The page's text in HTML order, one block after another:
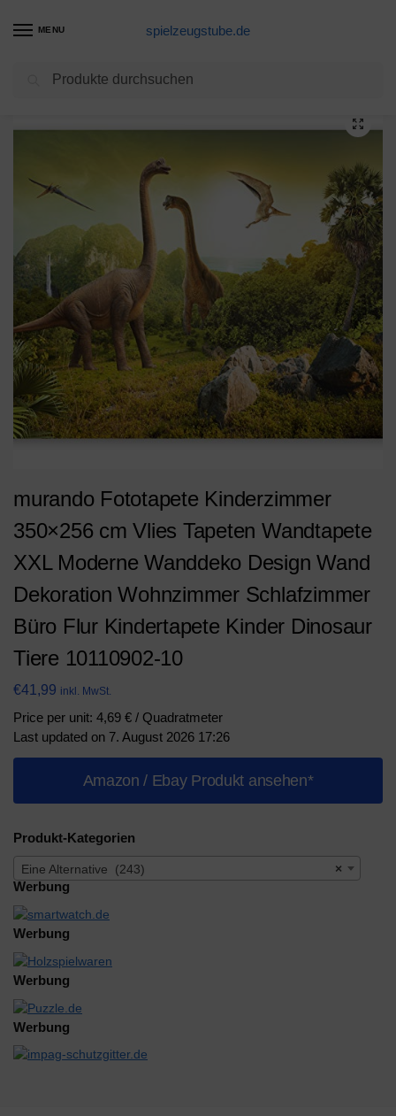
MENU spielzeugstube.de
Eine Alternative / murando Fototapete Kinderzimmer 350×256 cm Vlies Tapeten Wandtapete XXL Moderne Wanddeko Design Wand Dekoration Wohnzimmer Schlafzimmer Büro Flur Kindertapete Kinder Dinosaur Tiere 10110902-10
murando Fototapete Kinderzimmer
350×256 cm Vlies Tapeten Wandtapete
XXL Moderne Wanddeko Design Wand
Dekoration Wohnzimmer Schlafzimmer
Büro Flur Kindertapete Kinder Dinosaur
Tiere 10110902-10
€41,99 inkl. MwSt.
Price per unit: 4,69 € / Quadratmeter
Last updated on 7. August 2026 17:26
Amazon / Ebay Produkt ansehen*
Produkt-Kategorien
×
Eine Alternative (243)
Werbung
Werbung
Werbung
Werbung